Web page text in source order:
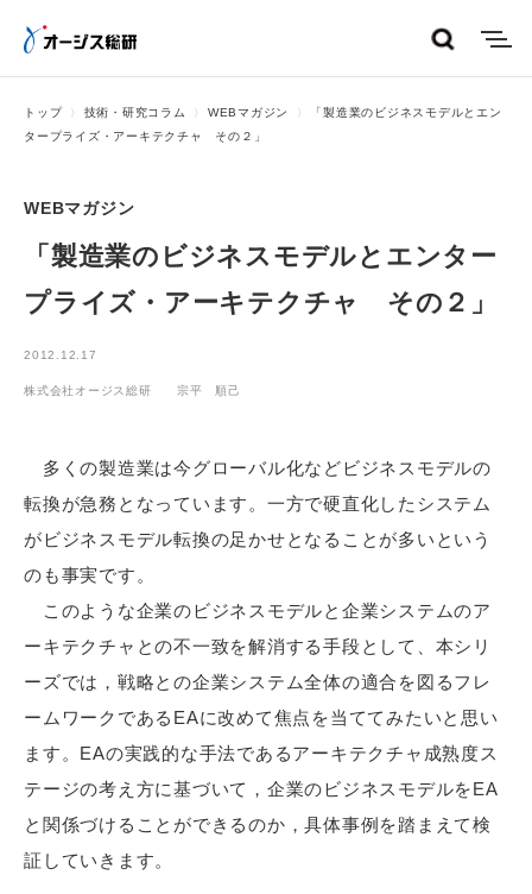
トップ 技術・研究コラム WEBマガジン
「製造業のビジネスモデルとエン
タープライズ・アーキテクチャ その２」
WEBマガジン
「製造業のビジネスモデルとエンター
プライズ・アーキテクチャ その２」
2012.12.17
株式会社オージス総研 宗平 順己
多くの製造業は今グローバル化などビジネスモデルの
転換が急務となっています。一方で硬直化したシステム
がビジネスモデル転換の足かせとなることが多いという
のも事実です。
このような企業のビジネスモデルと企業システムのア
ーキテクチャとの不一致を解消する手段として、本シリ
ーズでは，戦略との企業システム全体の適合を図るフレ
ームワークであるEAに改めて焦点を当ててみたいと思い
ます。EAの実践的な手法であるアーキテクチャ成熟度ス
テージの考え方に基づいて，企業のビジネスモデルをEA
と関係づけることができるのか，具体事例を踏まえて検
証していきます。